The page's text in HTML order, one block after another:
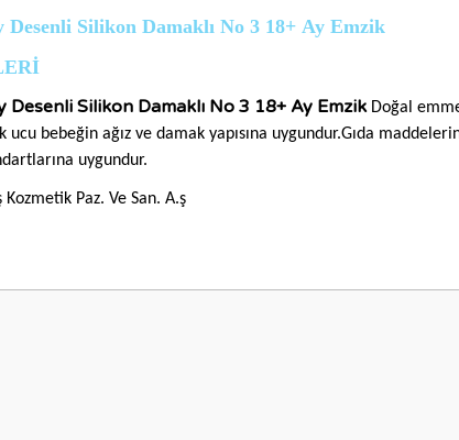
Desenli Silikon Damaklı No 3 18+ Ay Emzik
Desenli Silikon Damaklı No 3 18+ Ay EmzikDoğal
ucu bebeğin ağız ve damak yapısına uygundur.Gıda
uygundur.
Kozmetik Paz. Ve San. A.ş